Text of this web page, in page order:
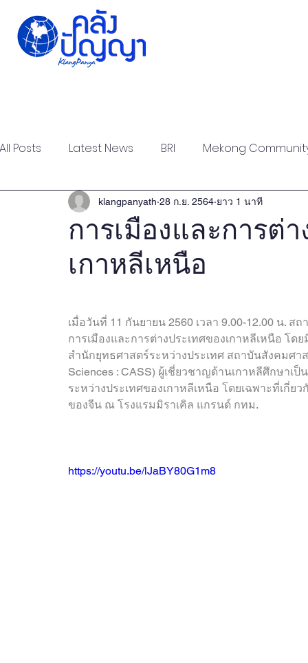
All Posts Latest News BRI Mekong
Strategic Forum Think Tank Forum
Research Articles
OBOR Monitor East & Southeast Asia Monitor
Activities video2022 video2021
การเมืองและการต่
เกาหลีเหนือ
klangpanyath 28 ก.ย. 2564 ยาว 1 นาที
เมื่อวันที่ 11 กันยายน 2560 เวลา 9.00-12.00 น.
การเมืองและการต่างประเทศของเกาหลีเหนือ โด
สำนักยุทธศาสตร์ระหว่างประเทศ สถาบันสังคมศา
Sciences : CASS) ผู้เชี่ยวชาญด้านเกาหลีศึกษาเ
ระหว่างประเทศของเกาหลีเหนือ โดยเฉพาะที่เกี่
ของจีน ณ โรงแรมมิราเคิล แกรนด์ กทม.
https://youtu.be/lJaBY80G1m8